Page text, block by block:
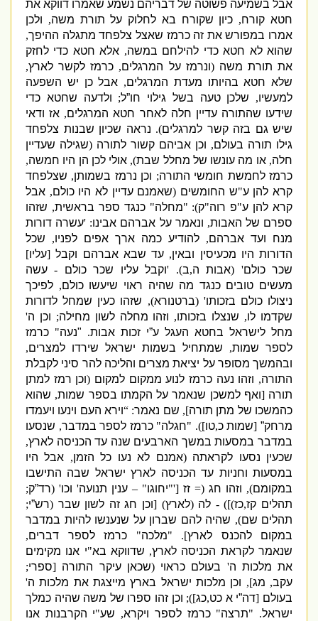
אבל בשמיעה פשוטה של דבריהם נשמע שאמרו דווקא את
חטא קורח,כיון שקורח בא לחלוק על תורת משה,ולכן
אמרו במפורש את זה כרמז שאצל צלפחד מתגלה ההיפך,
שהוא לא חטא כדי להילחם במשה,אלא חטא כדי לחזק
את תורת משה(ונרמז על המרגלים,כרמז לקשר לארץ,
שלא חטא בהיותו מעדת המרגלים,אבל כן יש השפעה
למעשיו,שלכן טעה בשל גילוי חו”ל;ולדעה שחטא כדי
שידעו שהתורה עדיין חלה לאחר חטא המרגלים,אז ודאי
שיש גם בזה קשר למרגלים).נראה שכיון שבנות צלפחד
גילו תורה בעולם,וכן אביהם קשור לתורה(שגילה שעדיין
חלה,או מה עונשו של מחלל שבת),אולי לכן הן היו חמשה,
כרמז לחמשת חומשי התורה;וכן נרמז בשמותן,שצלפחד
קרא להן ע "ש החומשים(שאמנם עדיין לא היו כולם,אבל
קרא להן ע "פ רוה"ק): "מחלה"כנגד ספר בראשית,שזהו
ספרם של האבות,ונאמר על אברהם אבינו: 'עשרה דורות
מנח ועד אברהם,להודיע כמה ארך אפים לפניו,שכל
הדורות היו מכעיסין ובאין,עד שבא אברהם וקבל[עליו]
שכר כולם' (אבות ה ב). 'וקבל עליו שכר כולם- עשה
מעשים טובים כנגד מה שהיה ראוי שיעשו כולם,לפיכך
ניצולו כולם בזכותו' (ברטנורא),שזהו כעין שמחל לדורות
שקדמו לו ,שנצלו בזכותו,וזהו מחלה לשון מחילה;וכן ה
מחל לישראל בחטא העגל ע”י זכות אבות.
" נעה"כרמז
לספר שמות,שמתחיל בשמות ישראל שירדו למצרים,
ובהמשך מסופר על יציאת מצרים והליכה להר סיני לקבלת
התורה,וזהו נעה כרמז לנוע ממקום למקום(ו כן רמז למתן
תורה[ואף למשכן שנאמר על הקמתו בספר שמות,שהוא
כהמשכו של מתן תורה],שם נאמר: “וירא העם וינעו ויעמדו
מרחק”[שמות כ, טו]). "חגלה"כרמז לספר במדבר,שנסעו
במדבר במסעות במשך הארבעים שנה עד הכניסה לארץ,
שכעין נסעו לקראתה(אמנם לא נעו כל הזמן,אבל היו
במסעות וחניות עד הכניסה לארץ ישראל שבה התישבו
במקומם),וזהו חג(=זז['" יחוגו" – ענין תנועה'וכו ' (רד”ק;
תהלים קז ,כז)]) - לה(לארץ) [וכן חג זה לשון שבר(רש”י;
תהלים שם),שהיה להם שברון על שנענשו להיות במדבר
במקום להכנס לארץ]. " מלכה"כרמז לספר דברים,
שנאמר לקראת הכניסה לארץ,שדווקא בא"י אנו מקימים
את מלכות ה 'בעולם כראוי(שכאן עיקר התורה[ספרי;
עקב,מג],וכן מלכות ישראל בארץ מייצגת את מלכות ה
בעולם[דה”י א כט,כג]);וכן זהו ספרו של משה שהיה כמלך
ישראל. " תרצה"כרמז לספר ויקרא,שע"י הקרבנות אנו